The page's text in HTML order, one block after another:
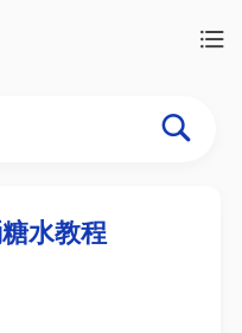
水教程